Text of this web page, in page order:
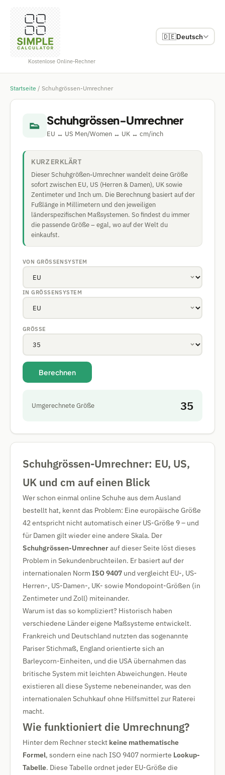
Kostenlose Online-Rechner
🇩🇪Deutsch
Startseite / Schuhgrössen-Umrechner
👟 Schuhgrössen-Umrechner
EU ↔ US Men/Women ↔ UK ↔ cm/inch
KURZ ERKLÄRT
Dieser Schuhgrößen-Umrechner wandelt deine Größe
sofort zwischen EU, US (Herren & Damen), UK sowie
Zentimeter und Inch um. Die Berechnung basiert auf der
Fußlänge in Millimetern und den jeweiligen
länderspezifischen Maßsystemen. So findest du immer
die passende Größe – egal, wo auf der Welt du
einkaufst.
VON GRÖSSENSYSTEM
IN GRÖSSENSYSTEM
GRÖSSE
Berechnen
Umgerechnete Größe 35
Schuhgrössen-Umrechner: EU, US,
UK und cm auf einen Blick
Wer schon einmal online Schuhe aus dem Ausland
bestellt hat, kennt das Problem: Eine europäische Größe
42 entspricht nicht automatisch einer US-Größe 9 – und
für Damen gilt wieder eine andere Skala. Der
Schuhgrössen-Umrechnerauf dieser Seite löst dieses
Problem in Sekundenbruchteilen. Er basiert auf der
internationalen Norm ISO 9407 und vergleicht EU-, US-
Herren-, US-Damen-, UK- sowie Mondopoint-Größen (in
Zentimeter und Zoll) miteinander.
Warum ist das so kompliziert? Historisch haben
verschiedene Länder eigene Maßsysteme entwickelt.
Frankreich und Deutschland nutzten das sogenannte
Pariser Stichmaß, England orientierte sich an
Barleycorn-Einheiten, und die USA übernahmen das
britische System mit leichten Abweichungen. Heute
existieren all diese Systeme nebeneinander, was den
internationalen Schuhkauf ohne Hilfsmittel zur Raterei
macht.
Wie funktioniert die Umrechnung?
Hinter dem Rechner steckt keine mathematische
Formel, sondern eine nach ISO 9407 normierte Lookup-
Tabelle. Diese Tabelle ordnet jeder EU-Größe die